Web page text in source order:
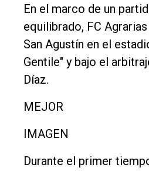
Inicio
Tendencia
Int.
General
Cultura
Entrevistas
Rural
En el marco de un
equilibrado, FC
San Agustín en el
Gentile" y bajo el
Díaz.
MEJOR
IMAGEN
Durante el primer